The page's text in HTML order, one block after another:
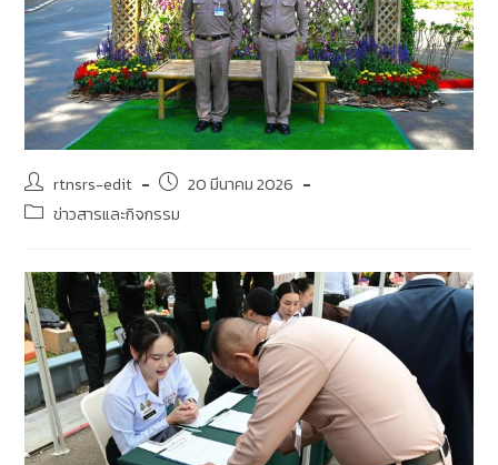
rtnsrs-edit
20 มีนาคม 2026
ข่าวสารและกิจกรรม